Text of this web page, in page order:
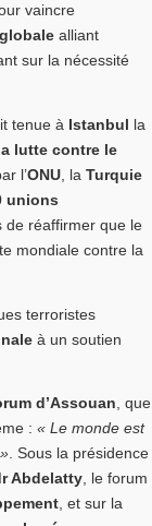
vaincre
alliant
sur la nécessité
tenue à Istanbul la
lutte contre le
l’ONU , la Turquie
unions
de réaffirmer que le
mondiale contre la
terroristes
à un soutien
d’Assouan , que
: « Le monde est
. Sous la présidence
Abdelatty , le forum
, et sur la